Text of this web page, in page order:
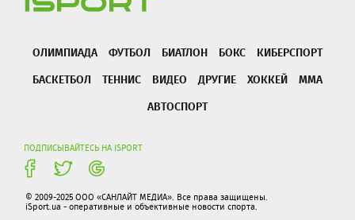
ОЛИМПИАДА ФУТБОЛ БИАТЛОН БОКС
КИБЕРСПОРТ
БАСКЕТБОЛ
ТЕННИС ВИДЕО ДРУГИЕ ХОККЕЙ
ММА
АВТОСПОРТ
ПОДПИСЫВАЙТЕСЬ НА ISPORT
© 2009-2025 ООО «САНЛАЙТ МЕДИА». Все права защищены.
iSport.ua - оперативные и объективные новости спорта.